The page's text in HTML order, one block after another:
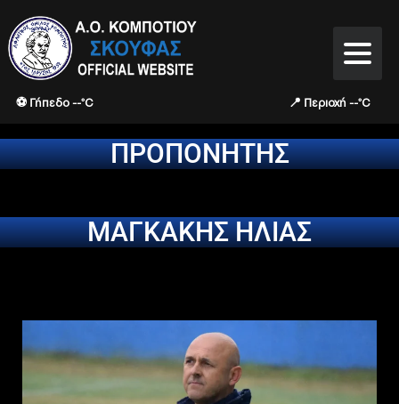
⚽ Γήπεδο --°C 📍 Περιοχή --°C
ΠΡΟΠΟΝΗΤΗΣ
ΜΑΓΚΑΚΗΣ ΗΛΙΑΣ